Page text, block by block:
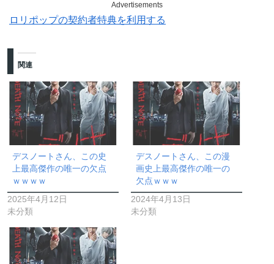
Advertisements
ロリポップの契約者特典を利用する
関連
デスノートさん、この史
上最高傑作の唯一の欠点
ｗｗｗｗ
2025年4月12日
未分類
デスノートさん、この漫
画史上最高傑作の唯一の
欠点ｗｗｗ
2024年4月13日
未分類